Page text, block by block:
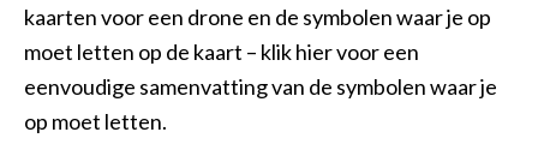
kaarten voor een drone en de symbolen waar je op
moet letten op de kaart – klik hier voor een
eenvoudige samenvatting van de symbolen waar je
op moet letten.